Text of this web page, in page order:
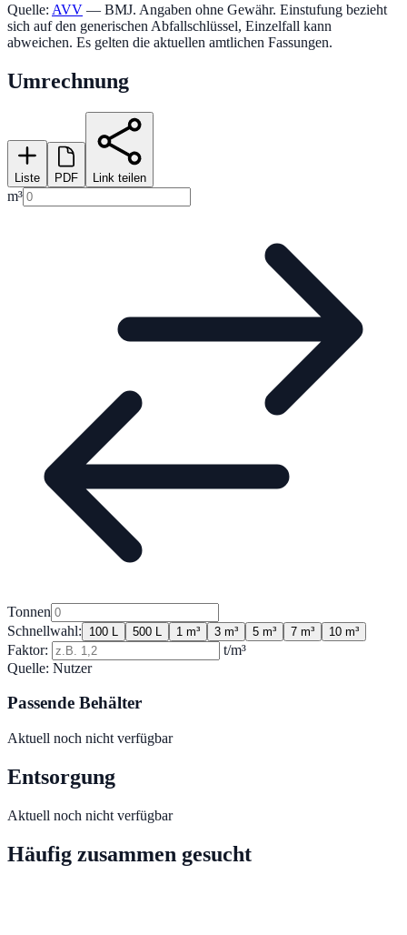
Quelle: AVV — BMJ. Angaben ohne Gewähr. Einstufung bezieht
sich auf den generischen Abfallschlüssel, Einzelfall kann
abweichen. Es gelten die aktuellen amtlichen Fassungen.
Umrechnung
Liste PDF Link teilen
m³
Tonnen
Schnellwahl:
100 L 500 L 1 m³ 3 m³ 5 m³ 7 m³ 10 m³
Faktor:
t/m³
Quelle: Nutzer
Passende Behälter
Aktuell noch nicht verfügbar
Entsorgung
Aktuell noch nicht verfügbar
Häufig zusammen gesucht